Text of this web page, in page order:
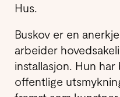
Hus.
Buskov er en
arbeider
installasjon. Hun
offentlige